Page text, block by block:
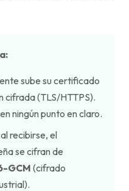
sube su certificado
cifrada (TLS/HTTPS).
ningún punto en claro.
al recibirse, el
se cifran de
GCM(cifrado